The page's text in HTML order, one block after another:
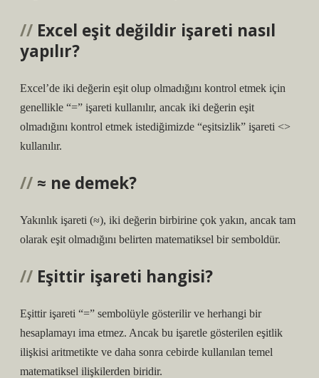
Excel eşit değildir işareti nasıl
yapılır?
Excel’de iki değerin eşit olup olmadığını kontrol etmek için
genellikle “=” işareti kullanılır, ancak iki değerin eşit
olmadığını kontrol etmek istediğimizde “eşitsizlik” işareti <>
kullanılır.
≈ ne demek?
Yakınlık işareti (≈), iki değerin birbirine çok yakın, ancak tam
olarak eşit olmadığını belirten matematiksel bir semboldür.
Eşittir işareti hangisi?
Eşittir işareti “=” sembolüyle gösterilir ve herhangi bir
hesaplamayı ima etmez. Ancak bu işaretle gösterilen eşitlik
ilişkisi aritmetikte ve daha sonra cebirde kullanılan temel
matematiksel ilişkilerden biridir.